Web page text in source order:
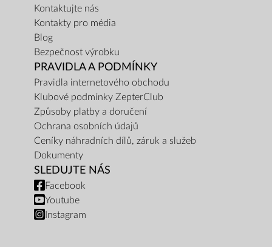
Kontaktujte nás
Kontakty pro média
Blog
Bezpečnost výrobku
PRAVIDLA A PODMÍNKY
Pravidla internetového obchodu
Klubové podmínky ZepterClub
Způsoby platby a doručení
Ochrana osobních údajů
Ceníky náhradních dílů, záruk a služeb
Dokumenty
SLEDUJTE NÁS
Facebook
Youtube
Instagram